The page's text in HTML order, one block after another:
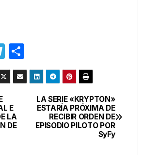
T
el
e
a
m
o
m
ar
tir
LA SERIE «KRYPTON»
ESTARÍA PRÓXIMA DE
RECIBIR ORDEN DE
EPISODIO PILOTO POR
SyFy
E
LA
DE